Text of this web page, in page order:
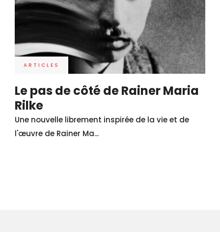
ARTICLES
Le pas de côté de Rainer Maria
Rilke
Une nouvelle librement inspirée de la vie et de
l'œuvre de Rainer Ma...